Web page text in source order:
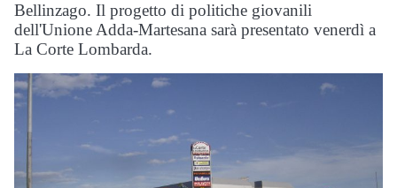
Bellinzago. Il progetto di politiche giovanili
dell'Unione Adda-Martesana sarà presentato venerdì a
La Corte Lombarda.